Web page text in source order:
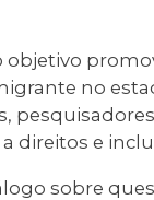
no
direitos e
sobre